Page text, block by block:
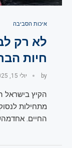
איכות הסביבה
לא רק
חיות
by יולי 15, 2025
הקיץ בישראל
מתחילות
החיים.